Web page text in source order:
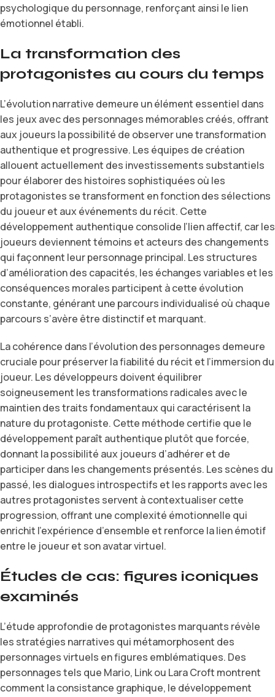
psychologique du personnage, renforçant ainsi le lien
émotionnel établi.
La transformation des
protagonistes au cours du temps
L’évolution narrative demeure un élément essentiel dans
les jeux avec des personnages mémorables créés, offrant
aux joueurs la possibilité de observer une transformation
authentique et progressive. Les équipes de création
allouent actuellement des investissements substantiels
pour élaborer des histoires sophistiquées où les
protagonistes se transforment en fonction des sélections
du joueur et aux événements du récit. Cette
développement authentique consolide l’lien affectif, car les
joueurs deviennent témoins et acteurs des changements
qui façonnent leur personnage principal. Les structures
d’amélioration des capacités, les échanges variables et les
conséquences morales participent à cette évolution
constante, générant une parcours individualisé où chaque
parcours s’avère être distinctif et marquant.
La cohérence dans l’évolution des personnages demeure
cruciale pour préserver la fiabilité du récit et l’immersion du
joueur. Les développeurs doivent équilibrer
soigneusement les transformations radicales avec le
maintien des traits fondamentaux qui caractérisent la
nature du protagoniste. Cette méthode certifie que le
développement paraît authentique plutôt que forcée,
donnant la possibilité aux joueurs d’adhérer et de
participer dans les changements présentés. Les scènes du
passé, les dialogues introspectifs et les rapports avec les
autres protagonistes servent à contextualiser cette
progression, offrant une complexité émotionnelle qui
enrichit l’expérience d’ensemble et renforce la lien émotif
entre le joueur et son avatar virtuel.
Études de cas: figures iconiques
examinés
L’étude approfondie de protagonistes marquants révèle
les stratégies narratives qui métamorphosent des
personnages virtuels en figures emblématiques. Des
personnages tels que Mario, Link ou Lara Croft montrent
comment la consistance graphique, le développement